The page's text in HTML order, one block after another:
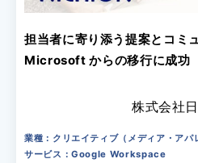
担当者に寄り添う提案とコミ
Microsoft からの移行に成功
株式会社
業種：クリエイティブ（メディア・アパ
サービス：Google Workspace